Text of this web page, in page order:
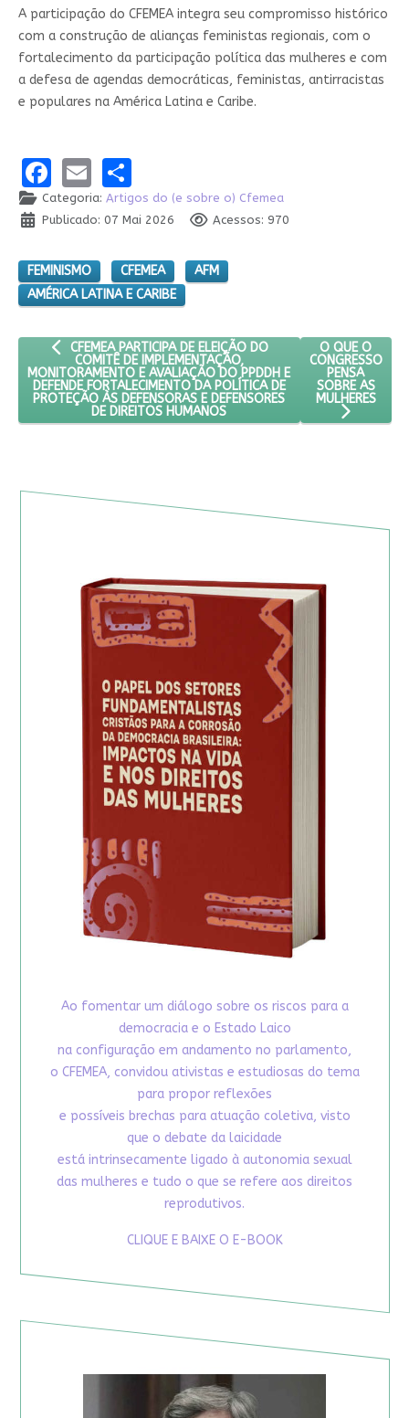
A participação do CFEMEA integra seu compromisso histórico
com a construção de alianças feministas regionais, com o
fortalecimento da participação política das mulheres e com
a defesa de agendas democráticas, feministas, antirracistas
e populares na América Latina e Caribe.
Facebook
EmailShare
Categoria: Artigos do (e sobre o) Cfemea
Publicado: 07 Mai 2026
Acessos: 970
FEMINISMO CFEMEA
AFM
AMÉRICA LATINA E CARIBE
ARTIGO ANTERIOR: CFEMEA PARTICIPA DE ELEIÇÃO DO
CFEMEA PARTICIPA DE ELEIÇÃO DO
COMITÊ DE IMPLEMENTAÇÃO,
MONITORAMENTO E AVALIAÇÃO DO PPDDH E
DEFENDE FORTALECIMENTO DA POLÍTICA DE
PROTEÇÃO ÀS DEFENSORAS E DEFENSORES
DE DIREITOS HUMANOS
PRÓXIMO
O QUE O
CONGRESSO
PENSA
SOBRE AS
MULHERES
Ao fomentar um diálogo sobre os riscos para a
democracia e o Estado Laico
na configuração em andamento no parlamento,
o CFEMEA, convidou ativistas e estudiosas do tema
para propor reflexões
e possíveis brechas para atuação coletiva, visto
que o debate da laicidade
está intrinsecamente ligado à autonomia sexual
das mulheres e tudo o que se refere aos direitos
reprodutivos.
CLIQUE E BAIXE O E-BOOK